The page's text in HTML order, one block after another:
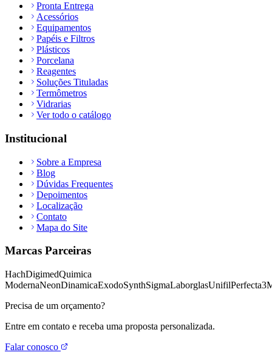
Pronta Entrega
Acessórios
Equipamentos
Papéis e Filtros
Plásticos
Porcelana
Reagentes
Soluções Tituladas
Termômetros
Vidrarias
Ver todo o catálogo
Institucional
Sobre a Empresa
Blog
Dúvidas Frequentes
Depoimentos
Localização
Contato
Mapa do Site
Marcas Parceiras
HachDigimedQuimica
ModernaNeonDinamicaExodoSynthSigmaLaborglasUnifilPerfecta
Precisa de um orçamento?
Entre em contato e receba uma proposta personalizada.
Falar conosco